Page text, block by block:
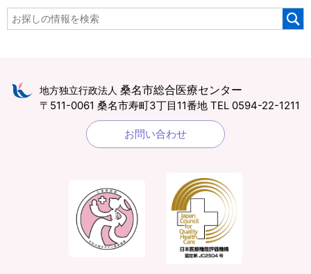
地方独立行政法人 桑名市総合医療センター
〒511-0061 桑名市寿町3丁目11番地 TEL 0594-22-1211
お問い合わせ